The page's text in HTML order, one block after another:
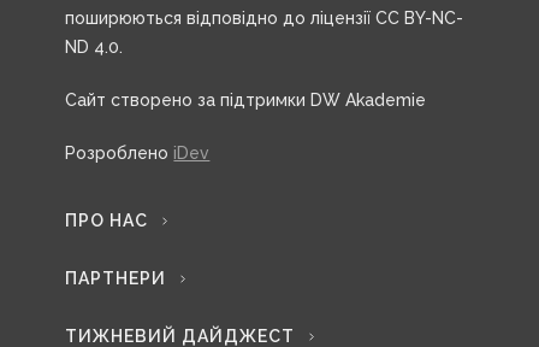
поширюються відповідно до ліцензії CC BY-NC-
ND 4.0.
Сайт створено за підтримки DW Akademie
Розроблено iDev
ПРО НАС
ПАРТНЕРИ
ТИЖНЕВИЙ ДАЙДЖЕСТ